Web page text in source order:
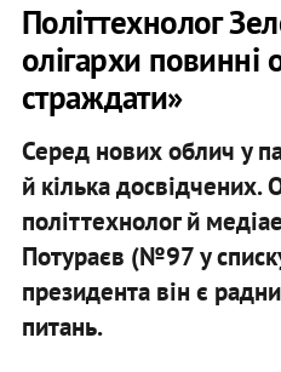
Політтехнолог
олігархи повинні
страждати»
Серед нових облич у
й кілька досвідчених.
політтехнолог й
Потураєв (№97 у
президента він є
питань.